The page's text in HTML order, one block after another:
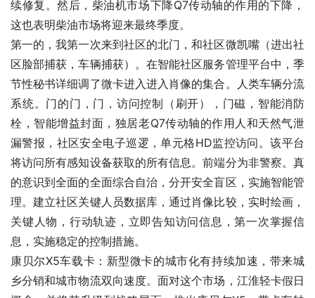
续修复。然后，柴油机市场下降Q7传动轴的作用的下降，
这也表明柴油市场将迎来最终季度。
第一的，我第一次来到社区的北门，和社区微凯嘴（进出社
区脸部捕获，车辆捕获）。在智能社区服务管理平台中，季
节性秘书详细调了微卡进入进入肖像的集合。人类车辆分流
系统。门的门，门，访问控制（刷开），门磁，智能消防
栓，智能增益封面，独居老Q7传动轴的作用人和天然气泄
漏警报，社区安全电子巡逻，单元格HD监控访问。该平台
将访问所有感知设备获取的所有信息。前端分为非警察。真
的意识到全面的全面综合自治，分开安全盲区，实施智能管
理。建立社区关键人员数据库，通过肖像比较，实时绘画，
关键人物，行动轨迹，立即告知访问信息，第一次掌握信
息，实施稳定的控制措施。
康贝尔X5车载卡：新型微卡的城市化有持续加速，带来城
乡分销和城市物流双向速度。面对这个市场，江淮轻卡假日